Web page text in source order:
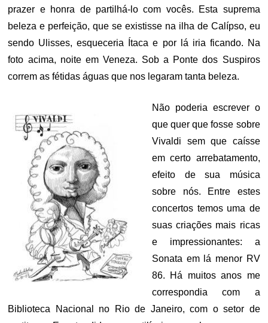
prazer e honra de partilhá-lo com vocês. Esta suprema
beleza e perfeição, que se existisse na ilha de Calípso, eu
sendo Ulisses, esqueceria Ítaca e por lá iria ficando. Na
foto acima, noite em Veneza. Sob a Ponte dos Suspiros
correm as fétidas águas que nos legaram tanta beleza.
Não poderia escrever o
que quer que fosse sobre
Vivaldi sem que caísse
em certo arrebatamento,
efeito de sua música
sobre nós. Entre estes
concertos temos uma de
suas criações mais ricas
e impressionantes: a
Sonata em lá menor RV
86. Há muitos anos me
correspondia com a
Biblioteca Nacional no Rio de Janeiro, com o setor de